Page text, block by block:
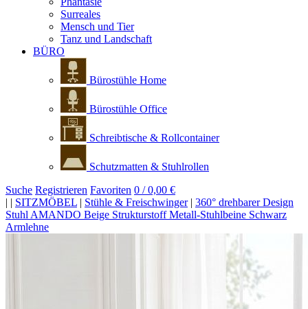
Surreales
Mensch und Tier
Tanz und Landschaft
BÜRO
Bürostühle Home
Bürostühle Office
Schreibtische & Rollcontainer
Schutzmatten & Stuhlrollen
Suche Registrieren Favoriten 0 / 0,00 €
| | SITZMÖBEL | Stühle & Freischwinger| 360° drehbarer Design
Stuhl AMANDO Beige Strukturstoff Metall-Stuhlbeine Schwarz
Armlehne